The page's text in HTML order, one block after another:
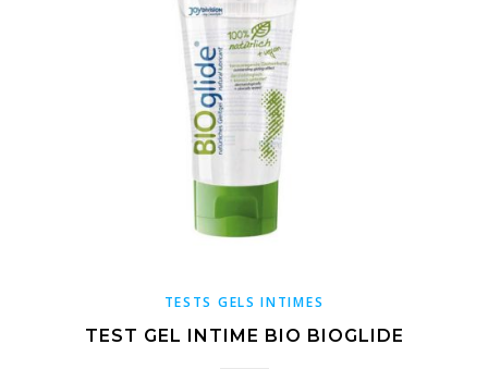
TESTS GELS INTIMES
TEST GEL INTIME BIO BIOGLIDE